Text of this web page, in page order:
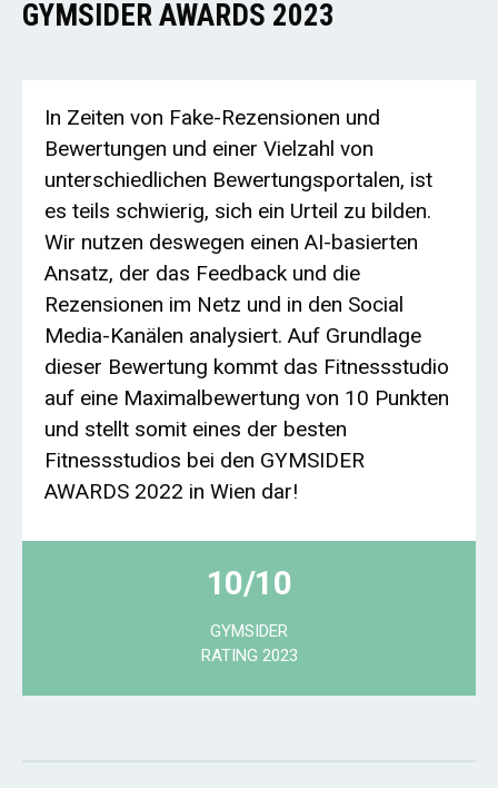
GYMSIDER AWARDS 2023
In Zeiten von Fake-Rezensionen und
Bewertungen und einer Vielzahl von
unterschiedlichen Bewertungsportalen, ist
es teils schwierig, sich ein Urteil zu bilden.
Wir nutzen deswegen einen AI-basierten
Ansatz, der das Feedback und die
Rezensionen im Netz und in den Social
Media-Kanälen analysiert. Auf Grundlage
dieser Bewertung kommt das Fitnessstudio
auf eine Maximalbewertung von 10 Punkten
und stellt somit eines der besten
Fitnessstudios bei den GYMSIDER
AWARDS 2022 in Wien dar!
10/10
GYMSIDER
RATING 2023